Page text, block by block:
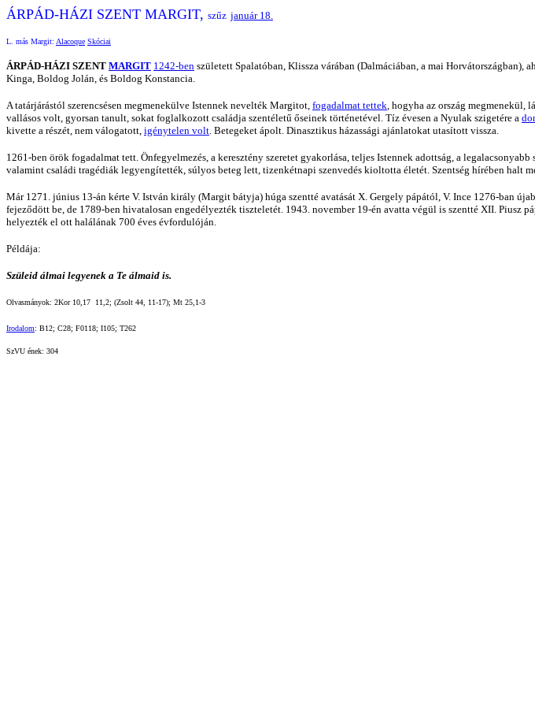
ÁRPÁD-HÁZI SZENT MARGIT, szűz január 18.
L. más Margit: Alacoque Skóciai
ÁRPÁD-HÁZI SZENT MARGIT 1242-ben született Spalatóban, Klissza várában (Dalmáciában, a mai
Kinga, Boldog Jolán, és Boldog Konstancia.
A tatárjárástól szerencsésen megmenekülve Istennek nevelték Margitot, fogadalmat tettek, hogyha az ország megmenekül,
vallásos volt, gyorsan tanult, sokat foglalkozott családja szentéletű őseinek történetével. Tíz évesen a Nyulak szigetére a
kivette a részét, nem válogatott, igénytelen volt. Betegeket ápolt. Dinasztikus házassági ajánlatokat utasított vissza.
1261-ben örök fogadalmat tett. Önfegyelmezés, a keresztény szeretet gyakorlása, teljes Istennek adottság, a legalacsonyabb
valamint családi tragédiák legyengítették, súlyos beteg lett, tizenkétnapi szenvedés kioltotta életét. Szentség hírében halt
Már 1271. június 13-án kérte V. István király (Margit bátyja) húga szentté avatását X. Gergely pápától, V. Ince 1276-ban
fejeződött be, de 1789-ben hivatalosan engedélyezték tiszteletét. 1943. november 19-én avatta végül is szentté XII.
helyezték el ott halálának 700 éves évfordulóján.
Példája:
Szüleid álmai legyenek a Te álmaid is.
Olvasmányok: 2Kor 10,17  11,2; (Zsolt 44, 11-17); Mt 25,1-3
Irodalom: B12; C28; F0118; I105; T262
SzVU ének: 304